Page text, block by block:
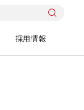
採用情報